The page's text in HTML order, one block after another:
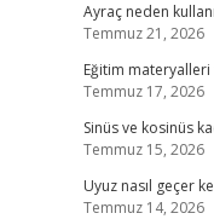
Ayraç neden
Temmuz 21, 2026
Eğitim
Temmuz 17, 2026
Sinüs ve kosinüs
Temmuz 15, 2026
Uyuz nasıl geçer
Temmuz 14, 2026